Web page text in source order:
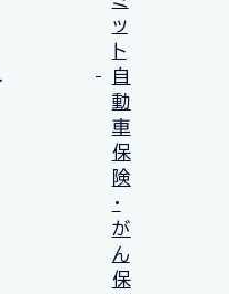
ッ
ト
自
動
車
保
険
・
が
ん
保